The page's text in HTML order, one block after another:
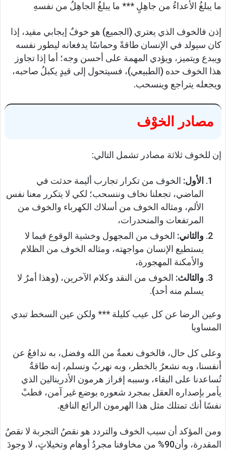
ما يبلغُ الأعداءُ من جاهِلٍ *** ما يبلغُ الجاهِلُ من نفسهِ
إذن فالخوف الذي يعتري (الجميع) هو خوفٌ إيجابي مفيد، إذا
كان سيولد في الإنسان طاقةً وحماسًا يدفعانه ليطور نفسه
ويبدع ويتميز، ويؤدي المهمة على أحسن وجه؛ أما إذا تجاوز
هذا الخوف حده (الطبيعي)، فسيتحول إلى قيدٍ يكبلُ صاحبه،
ويجعله يتراجع وينسحب.
مصادر الخوْف
إن للخوف ثلاثة مصادر تشمل التالي:
الأول: الخوف من تكرار تجارب أليمة حدثت في
الماضي، تجعلنا نخاف وننسحب؛ لكي لا يتكرر معنا نفس
الألم، ومثاله الخوف من أسلاك الكهرباء والخوف من
المرتفعات والمنحدرات،
والثاني: الخوف من المجهول وخشية الوقوع فيما لا
يستطيع الإنسان مواجهته، ومثاله الخوف من الظلام
والأمكنة المهجورة،
والثالث: الخوف من النقد وكلام الآخرين، (وهذا أمرٌ لا
يسلم منه أحد).
وعين الرضا عن كل عيب كليلة *** ولكن عين السخط تبدي
المساويا
وعلى كل حال، فالخوف نعمةٌ من الله وفضل، به ندافعُ عن
أنفسنا، وبه نشعرُ بالخطر، وبه نهربُ ونسلم، إنه طاقةٌ
تُساعدنا على البقاء، وسببه إفراز هرمون الأدرينالين الذي
يأمر بإصداره العقل بمجرد شعوره بوضع غير آمن، فطبْ
نفسًا أنك تمتلك مثل هذا الهرمون الرائع النافع.
ومن المؤكد أن سبب الخوف والتردد هو نقصُ التجربة لا نقصُ
المقدرة، وأن90% من مخاوفنا مجردُ أوهامٍ وتخيلاتٍ، لا وجودَ